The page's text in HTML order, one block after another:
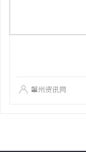
肇州资讯网